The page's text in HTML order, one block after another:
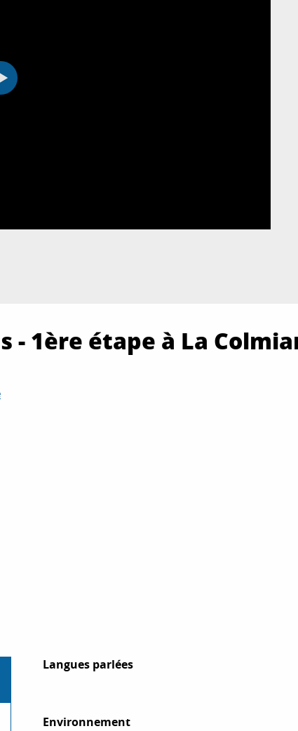
- 1ère étape à La
Langues parlées
Langues parlées
Environnement
Environnement